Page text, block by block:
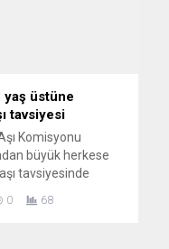
yaş üstüne
tavsiyesi
Komisyonu
büyük herkese
tavsiyesinde
yaptırılması
0 68